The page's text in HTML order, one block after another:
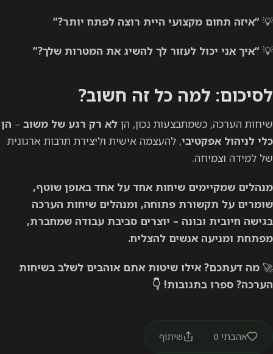
💡 “איזה תחום מקצועי היית רוצה לפתח יותר?”
💡 “איך אני יכול לעזור לך להשיג את המטרות שלך?”
לסיכום: למה כל זה חשוב?
שיחות הערכה, כשמתבצעות נכון, הן לא רק רגע של משוב – הן
כלי לניהול אפקטיבי, להעצמה אישית וליצירת תרבות ארגונית
של למידה וצמיחה.
מנהלים שמקיימים שיחות אחד על אחד באופן שוטף,
שומרים על תקשורת פתוחה, ומנהלים שיחות הערכה
בגישה חיובית ובונה – יוצרים סביבת עבודה שמחברת,
מפתחת ומניעה אנשים להצליח.
🚀 מה דעתכם? אילו שיטות אתם אוהבים לשלב בשיחות
הערכה? ספרו בתגובות! 👇
אהבתי 0 שיתוף